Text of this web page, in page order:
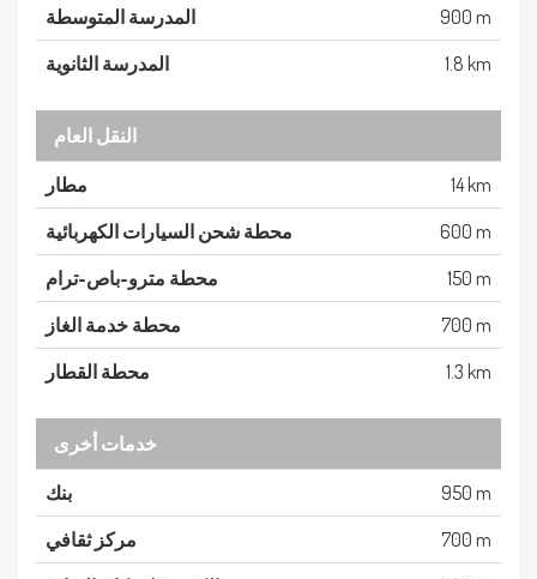
المدرسة المتوسطة
900 m
المدرسة الثانوية
1.8 km
النقل العام
مطار
14 km
محطة شحن السيارات الكهربائية
600 m
محطة مترو-باص-ترام
150 m
محطة خدمة الغاز
700 m
محطة القطار
1.3 km
خدمات أخرى
بنك
950 m
مركز ثقافي
700 m